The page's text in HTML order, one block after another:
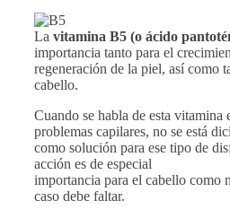
La vitamina B5 (o ácido
importancia tanto para el
regeneración de la piel, así como
cabello.
Cuando se habla de esta vitamina
problemas capilares, no se está
como solución para ese tipo de
acción es de especial
importancia para el cabello como
caso debe faltar.